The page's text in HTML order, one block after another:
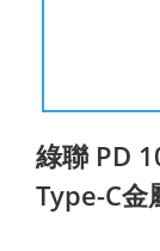
綠聯 PD
Type-C金